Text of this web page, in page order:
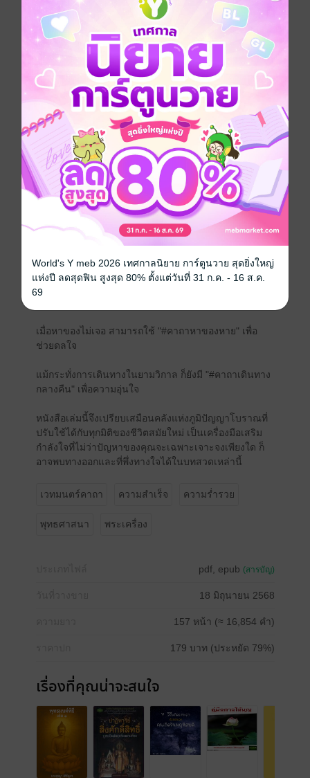
#คาถาถูกหวย
#คาถาเงินล้าน #หลากหลายคาถา
เพิ่มลูกค้า เพิ่มปริมาณผลผลิต เพิ่มยอดขาย เพิ่มลาภ เร่ง
ลาภ
สำหรับพ่อค้าแม่ค้าในโลกดิจิทัล มี "#คาถาค้าขาย
ออนไลน์"
หากมีปัญหาเรื่องหนี้สิน ก็มี "#คาถาทวงหนี้" ที่เน้นการส่ง
กระแสเมตตาให้ลูกหนี้นำเงินมาคืน
เคยไหมที่ต้องเผชิญหน้ากับความขัดแย้ง? หนังสือเล่มนี้มี
"#คาถาศัตรูในที่ทำงาน" เพื่อเปลี่ยนร้ายให้กลายเป็นมิตร
หากต้องการความเมตตาจากผู้บังคับบัญชา ก็มี "#คาถาเจ้า
นายเมตตา" และ "#คาถาอุปถัมภ์" เพื่อเสริมความราบรื่น
ในหน้าที่การงานโดยเฉพาะในยามที่เกิดพายุฝนฟ้าคะนอง
อย่างหนัก ในหนังสือมี "#คาถากันฟ้าผ่า" ไว้เป็นเครื่องยึด
เหนี่ยวจิตใจ
เมื่อหาของไม่เจอ สามารถใช้ "#คาถาหาของหาย" เพื่อ
ช่วยดลใจ
แม้กระทั่งการเดินทางในยามวิกาล ก็ยังมี "#คาถาเดินทาง
กลางคืน" เพื่อความอุ่นใจ
หนังสือเล่มนี้จึงเปรียบเสมือนคลังแห่งภูมิปัญญาโบราณที่
ปรับใช้ได้กับทุกมิติของชีวิตสมัยใหม่ เป็นเครื่องมือเสริม
กำลังใจที่ไม่ว่าปัญหาของคุณจะเฉพาะเจาะจงเพียงใด ก็
อาจพบทางออกและที่พึ่งทางใจได้ในบทสวดเหล่านี้
เวทมนตร์คาถา ความสำเร็จ ความร่ำรวย
พุทธศาสนา พระเครื่อง
pdf, epub (สารบัญ)
18 มิถุนายน 2568
157 หน้า (≈ 16,854 คำ)
179 บาท (ประหยัด 79%)
เรื่องที่คุณน่าจะสนใจ
World's Y meb 2026 เทศกาลนิยาย การ์ตูนวาย สุดยิ่งใหญ่
แห่งปี ลดสุดฟิน สูงสุด 80% ตั้งแต่วันที่ 31 ก.ค. - 16 ส.ค.
69